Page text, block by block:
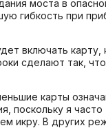
моста в
гибкость при
включать карту,
сделают так,
карты
поскольку я часто
икру. В других